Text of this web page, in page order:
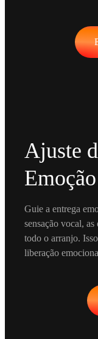
Ajuste
Emoção
Guie a entrega
sensação vocal, as
todo o arranjo.
liberação